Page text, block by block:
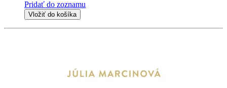
Pridať do zoznamu
Vložiť do košíka